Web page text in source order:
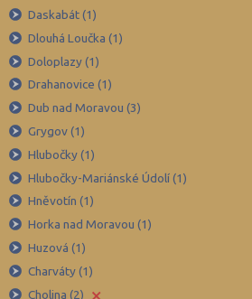
Bruntál (73)
Břeclav (84)
Česká Lípa (79)
České Budějovice (173)
Český Krumlov (49)
Děčín (106)
Domažlice (49)
Frýdek-Místek (164)
Hodonín (119)
Hradec Králové (139)
Daskabát (1)
Dlouhá Loučka (1)
Doloplazy (1)
Drahanovice (1)
Dub nad Moravou (3)
Grygov (1)
Hlubočky (1)
Hlubočky-Mariánské Údolí (1)
Hněvotín (1)
Horka nad Moravou (1)
Huzová (1)
Charváty (1)
Cholina (2)
×